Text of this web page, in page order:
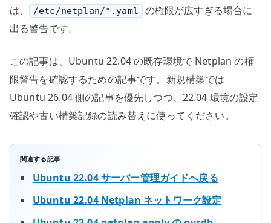
は、
/etc/netplan/*.yaml
の権限が広すぎる場合に
出る警告です。
この記事は、Ubuntu 22.04 の既存環境で Netplan の権
限警告を確認するための記事です。新規構築では
Ubuntu 26.04 側の記事を優先しつつ、22.04 環境の設定
確認や古い構築記録の読み替えに使ってください。
関連する記事
Ubuntu 22.04 サーバー管理ガイドへ戻る
Ubuntu 22.04 Netplan ネットワーク設定